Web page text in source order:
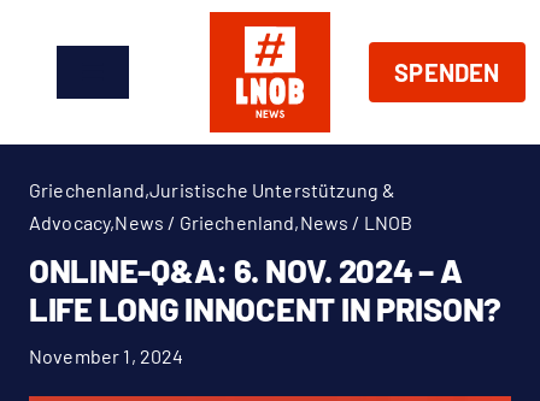
SPENDEN
News
Über Uns
Handeln
Griechenland,Juristische Unterstützung &
Advocacy,News / Griechenland,News / LNOB
ONLINE-Q&A: 6. NOV. 2024 – A
LIFE LONG INNOCENT IN PRISON?
November 1, 2024